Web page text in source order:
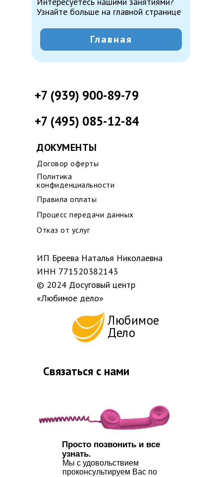
Узнайте больше на главной странице
Главная
Договор оферты
Любимое
Дело
+7 (939) 900-89-79
ИП Бреева Наталья Николаевна
ИНН 771520382143
© 2024 Досуговый центр
«Любимое дело»
ДОКУМЕНТЫ
Политика
конфиденциальности
Правила оплаты
Процесс передачи данных
Отказ от услуг
+7 (495) 085-12-84
Просто позвонить и все
узнать.
Мы с удовольствием
проконсультируем Вас по
Связаться с нами
Наши филиалы